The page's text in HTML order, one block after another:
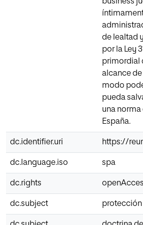
de lealtad
por la Ley
primordial
alcance
modo
pueda
una
España.
dc.identifier.uri https://
dc.language.iso spa
dc.rights
dc.subject protección